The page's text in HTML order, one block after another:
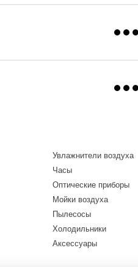
Увлажнители воздуха
Часы
Оптические приборы
Мойки воздуха
Пылесосы
Холодильники
Аксессуары